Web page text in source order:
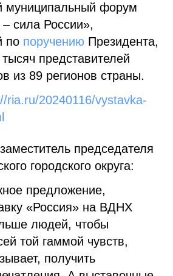
муниципальный форум
сила России»,
по поручению Президента,
представителей
из 89 регионов страны.
ria.ru/20240116/vystavka-
председателя
городского округа:
предложение,
«Россия» на ВДНХ
людей, чтобы
той гаммой чувств,
получить